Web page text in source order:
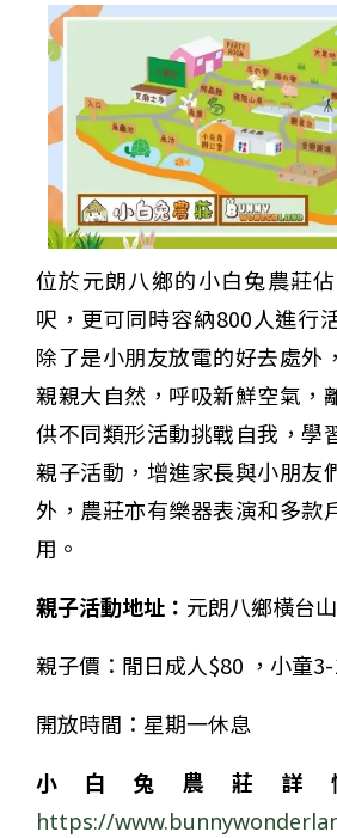
位於元朗八鄉的小白兔農莊
呎，更可同時容納800人進行
除了是小朋友放電的好去處外
親親大自然，呼吸新鮮空氣，
供不同類形活動挑戰自我，學
親子活動，增進家長與小朋友
外，農莊亦有樂器表演和多款
用。
親子活動地址： 元朗八鄉橫台
親子價：閒日成人$80 ，小童
開放時間：星期一休息
小白兔農莊詳
https://